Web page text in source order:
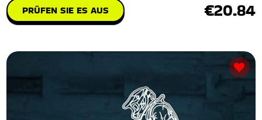
PRÜFEN SIE ES AUS €20.84